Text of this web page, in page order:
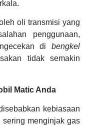
oli transmisi yang
penggunaan,
di bengkel
tidak semakin
Matic Anda
kebiasaan
sering menginjak gas